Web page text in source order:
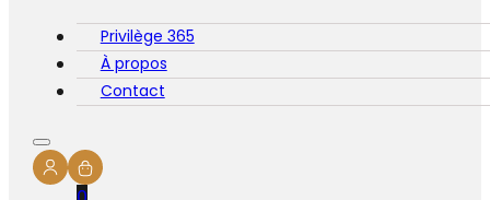
Privilège 365
À propos
Contact